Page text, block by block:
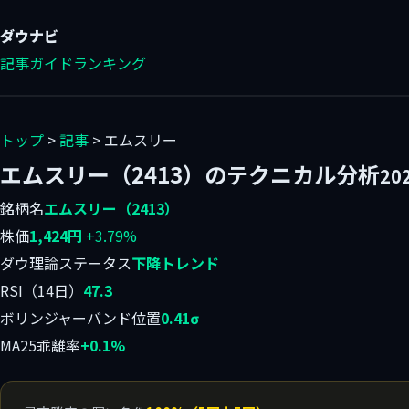
ダウナビ
記事ガイドランキング
トップ >記事 > エムスリー
エムスリー（2413）のテクニカル分析
銘柄名エムスリー（2413）
株価1,424円 +3.79%
ダウ理論ステータス下降トレンド
RSI（14日） 47.3
ボリンジャーバンド位置0.41σ
MA25乖離率+0.1%